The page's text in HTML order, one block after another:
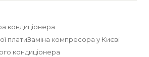
кондиціонера
платиЗаміна компресора у Києві
кондиціонера